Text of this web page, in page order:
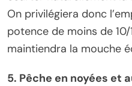
On privilégiera donc
potence de moins de
maintiendra la mouche
5. Pêche en noyées et